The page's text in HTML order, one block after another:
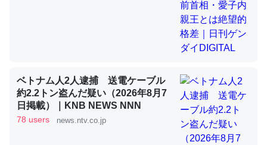
─ニュース :: 【研究発表】昆虫学の大問題＝「昆虫はなぜ海にいな
これを元に考えるとカルシウムを大量に使う脊椎動物と貝
類は苦労してるんだな…。腹足類だと殻を無くしてナメク
ジになったり努力してるし。
─ニュース :: 【研究発表】昆虫学の大問題＝「昆虫はなぜ海にいな
ベトナム人2人逮捕 送電ケーブル
約2.2トン盗んだ疑い（2026年8月7
日掲載）｜KNB NEWS NNN
78 users news.ntv.co.jp